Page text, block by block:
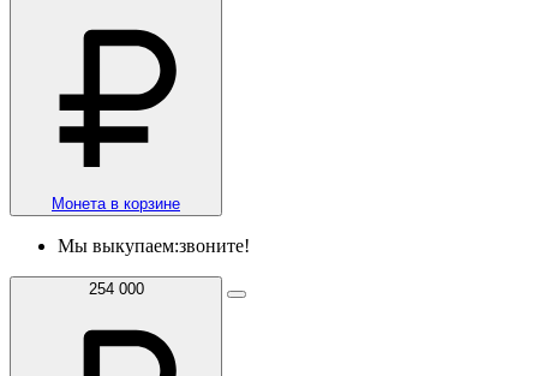
Монета в корзине
Мы выкупаем:звоните!
254 000